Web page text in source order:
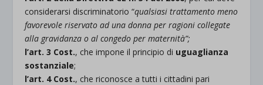
considerarsi discriminatorio “qualsiasi trattamento meno
favorevole riservato ad una donna per ragioni collegate
alla gravidanza o al congedo per maternità”;
l’art. 3 Cost., che impone il principio di uguaglianza
sostanziale;
l’art. 4 Cost., che riconosce a tutti i cittadini pari